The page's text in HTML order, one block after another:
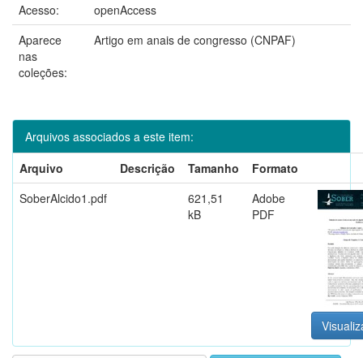
Acesso:
openAccess
Aparece
nas
coleções:
Artigo em anais de congresso (CNPAF)
Arquivos associados a este item:
Arquivo
Descrição Tamanho
Formato
SoberAlcido1.pdf
621,51
kB
Adobe
PDF